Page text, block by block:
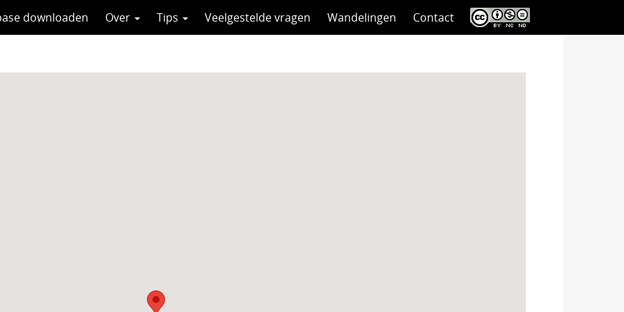
downloaden Over Tips Veelgestelde vragen Wandelingen Contact